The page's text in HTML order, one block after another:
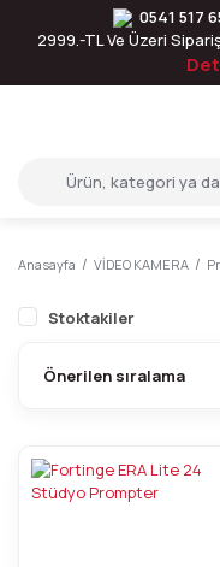
0541 517
2999.-TL Ve Üzeri
Anasayfa VİDEO KAMERA
Stoktakiler